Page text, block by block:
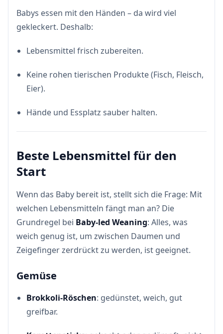
Babys essen mit den Händen – da wird viel
gekleckert. Deshalb:
Lebensmittel frisch zubereiten.
Keine rohen tierischen Produkte (Fisch, Fleisch,
Eier).
Hände und Essplatz sauber halten.
Beste Lebensmittel für den
Start
Wenn das Baby bereit ist, stellt sich die Frage: Mit
welchen Lebensmitteln fängt man an? Die
Grundregel bei Baby-led Weaning: Alles, was
weich genug ist, um zwischen Daumen und
Zeigefinger zerdrückt zu werden, ist geeignet.
Gemüse
Brokkoli-Röschen: gedünstet, weich, gut
greifbar.